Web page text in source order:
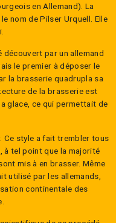
en Allemand). La
nom de Pilser Urquell. Elle
par un allemand
le premier à déposer le
la brasserie quadrupla sa
de la brasserie est
glace, ce qui permettait de
Ce style a fait trembler tous
à tel point que la majorité
mis à en brasser. Même
utilisé par les allemands,
continentale des